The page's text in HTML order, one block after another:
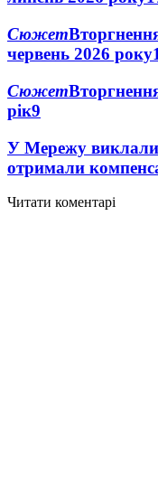
Сюжет
червень 2026 року
Сюжет
рік9
У Мережу виклали
отримали
Читати коментарі